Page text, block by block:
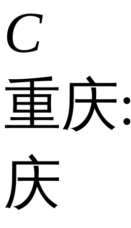
C
重庆:
庆